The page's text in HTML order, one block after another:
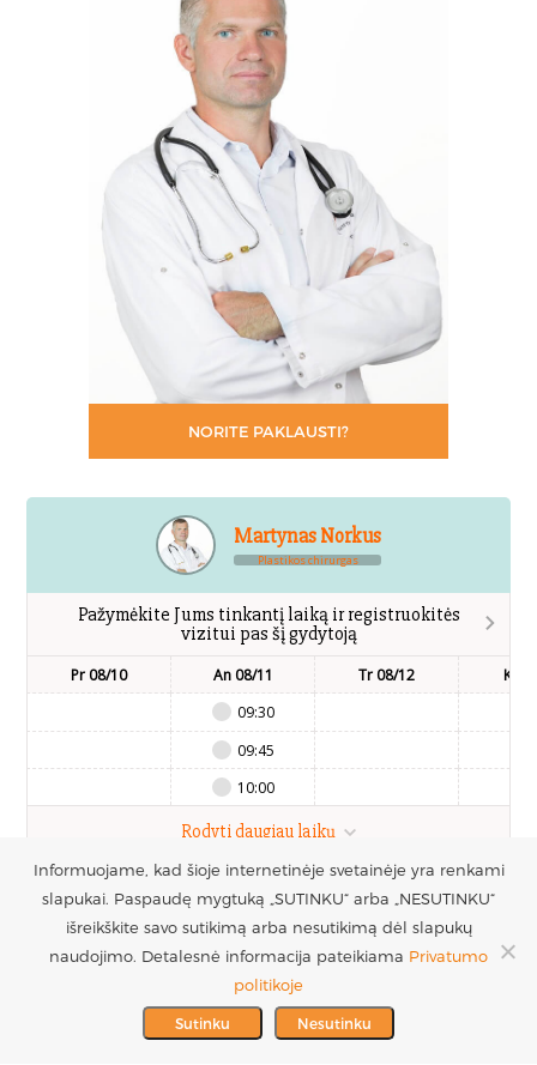
NORITE PAKLAUSTI?
Martynas Norkus
Plastikos chirurgas
Pažymėkite Jums tinkantį laiką ir registruokitės
vizitui pas šį gydytoją
Pr 08/10
An 08/11
09:30
09:45
10:00
Tr 08/12 Kt
Rodyti daugiau laikų
Registruotis vizitui
PARTNERIAI >
MES REMIAME >
UAB Estetinės
chirurgijos centras
Į.k. 300016228
PVM mokėtojo kodas
LT100005717312
+370 686 33217
info@plastinechirurgija.lt
Informuojame, kad šioje internetinėje svetainėje yra renkami
slapukai. Paspaudę mygtuką „SUTINKU“ arba „NESUTINKU“
išreikškite savo sutikimą arba nesutikimą dėl slapukų
naudojimo. Detalesnė informacija pateikiama Privatumo
politikoje
Sutinku Nesutinku